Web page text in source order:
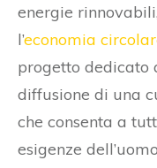
energie
l’economia
progetto dedicato
diffusione di una
che consenta a
esigenze